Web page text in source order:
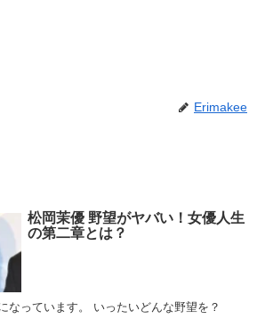
Erimakee
松岡茉優 野望がヤバい！女優人生
の第二章とは？
なっています。 いったいどんな野望を？